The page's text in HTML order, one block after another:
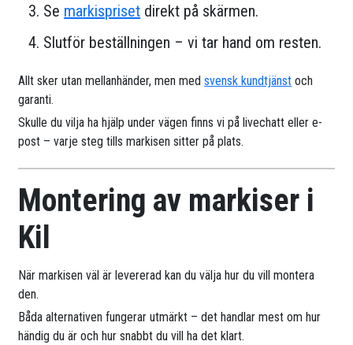
Se markispriset direkt på skärmen.
Slutför beställningen – vi tar hand om resten.
Allt sker utan mellanhänder, men medsvensk kundtjänst och
garanti.
Skulle du vilja ha hjälp under vägen finns vi på livechatt eller e-
post – varje steg tills markisen sitter på plats.
Montering av markiser i
Kil
När markisen väl är levererad kan du välja hur du vill montera
den.
Båda alternativen fungerar utmärkt – det handlar mest om hur
händig du är och hur snabbt du vill ha det klart.